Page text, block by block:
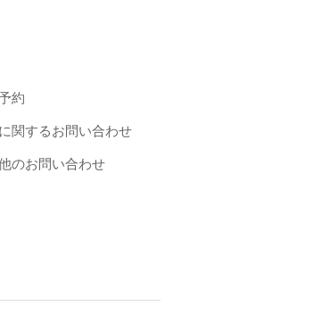
約
関するお問い合わせ
のお問い合わせ